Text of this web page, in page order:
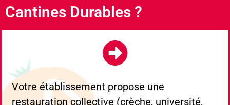
Cantines Durables ?
Votre établissement propose une
restauration collective (crèche, université,